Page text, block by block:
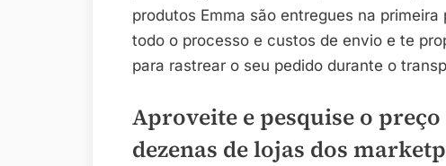
produtos Emma são entregues na
todo o processo e custos de envio e te
para rastrear o seu pedido durante o
Aproveite e pesquise o
dezenas de lojas dos